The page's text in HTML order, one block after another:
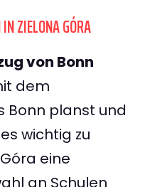
ZIELONA GÓRA
von Bonn
dem
Bonn planst und
wichtig zu
eine